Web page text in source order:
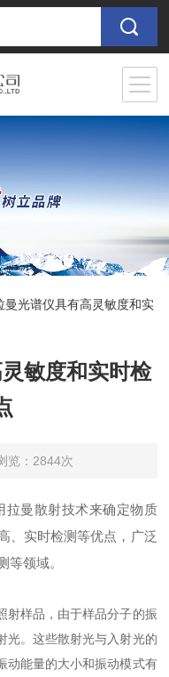
曼光谱仪具有高灵敏度和实
敏度和实时检
览：2844次
拉曼散射技术来确定物质
、实时检测等优点，广泛
等领域。
射样品，由于样品分子的振
光。这些散射光与入射光的
动能量的大小和振动模式有